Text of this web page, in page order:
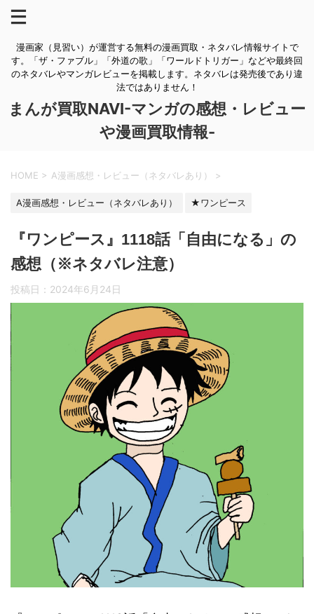
漫画家（見習い）が運営する無料の漫画買取・ネタバレ情報サイトで
す。「ザ・ファブル」「外道の歌」「ワールドトリガー」などや最終回
のネタバレやマンガレビューを掲載します。ネタバレは発売後であり違
法ではありません！
まんが買取NAVI-マンガの感想・レビュー
や漫画買取情報-
HOME > A漫画感想・レビュー（ネタバレあり） >
A漫画感想・レビュー（ネタバレあり） ★ワンピース
『ワンピース』1118話「自由になる」の
感想（※ネタバレ注意）
投稿日： 2024年6月24日